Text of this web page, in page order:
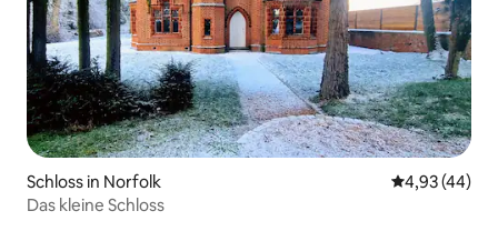
Schloss in Norfolk
4,93 (44)
Das kleine Schloss